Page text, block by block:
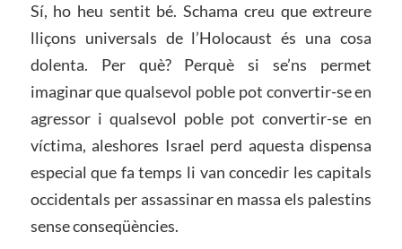
Sí, ho heu sentit bé. Schama creu que extreure
lliçons universals de l’Holocaust és una cosa
dolenta. Per què? Perquè si se’ns permet
imaginar que qualsevol poble pot convertir-se en
agressor i qualsevol poble pot convertir-se en
víctima, aleshores Israel perd aquesta dispensa
especial que fa temps li van concedir les capitals
occidentals per assassinar en massa els palestins
sense conseqüències.